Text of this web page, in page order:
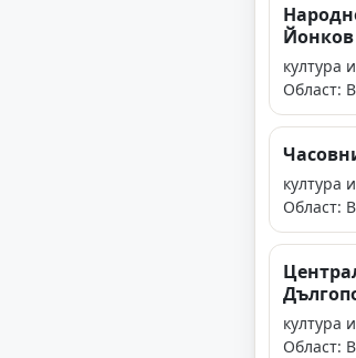
култура
Област:
култура
Област:
култура
Област: